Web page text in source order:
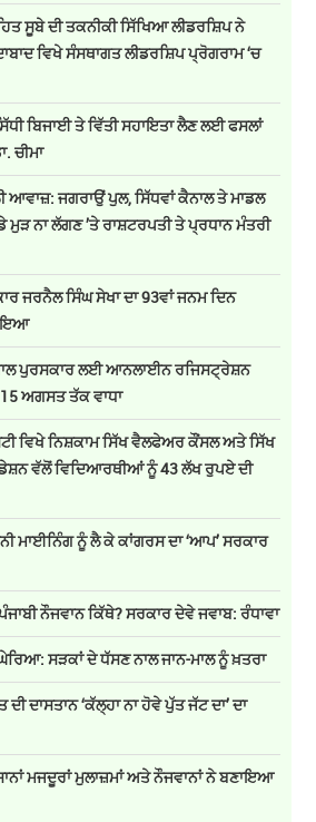
ਸੂਬੇ ਦੀ ਤਕਨੀਕੀ ਸਿੱਖਿਆ ਲੀਡਰਸ਼ਿਪ ਨੇ
ਵਿਖੇ ਸੰਸਥਾਗਤ ਲੀਡਰਸ਼ਿਪ ਪ੍ਰੋਗਰਾਮ ‘ਚ
ਬਿਜਾਈ ਤੇ ਵਿੱਤੀ ਸਹਾਇਤਾ ਲੈਣ ਲਈ ਫਸਲਾਂ
ਚੀਮਾ
ਆਵਾਜ਼: ਜਗਰਾਉਂ ਪੁਲ, ਸਿੱਧਵਾਂ ਕੈਨਾਲ ਤੇ ਮਾਡਲ
ਮੁੜ ਨਾ ਲੱਗਣ ’ਤੇ ਰਾਸ਼ਟਰਪਤੀ ਤੇ ਪ੍ਰਧਾਨ ਮੰਤਰੀ
ਜਰਨੈਲ ਸਿੰਘ ਸੇਖਾ ਦਾ 93ਵਾਂ ਜਨਮ ਦਿਨ
ਪੁਰਸਕਾਰ ਲਈ ਆਨਲਾਈਨ ਰਜਿਸਟ੍ਰੇਸ਼ਨ
ਅਗਸਤ ਤੱਕ ਵਾਧਾ
ਵਿਖੇ ਨਿਸ਼ਕਾਮ ਸਿੱਖ ਵੈਲਫੇਅਰ ਕੌਂਸਲ ਅਤੇ ਸਿੱਖ
ਵੱਲੋਂ ਵਿਦਿਆਰਥੀਆਂ ਨੂੰ 43 ਲੱਖ ਰੁਪਏ ਦੀ
ਮਾਈਨਿੰਗ ਨੂੰ ਲੈ ਕੇ ਕਾਂਗਰਸ ਦਾ ‘ਆਪ’ ਸਰਕਾਰ
ਨੌਜਵਾਨ ਕਿੱਥੇ? ਸਰਕਾਰ ਦੇਵੇ ਜਵਾਬ: ਰੰਧਾਵਾ
ਸੜਕਾਂ ਦੇ ਧੱਸਣ ਨਾਲ ਜਾਨ-ਮਾਲ ਨੂੰ ਖ਼ਤਰਾ
ਦਾਸਤਾਨ ‘ਕੱਲ੍ਹਾ ਨਾ ਹੋਵੇ ਪੁੱਤ ਜੱਟ ਦਾ’ ਦਾ
ਮਜਦੂਰਾਂ ਮੁਲਾਜ਼ਮਾਂ ਅਤੇ ਨੌਜਵਾਨਾਂ ਨੇ ਬਣਾਇਆ